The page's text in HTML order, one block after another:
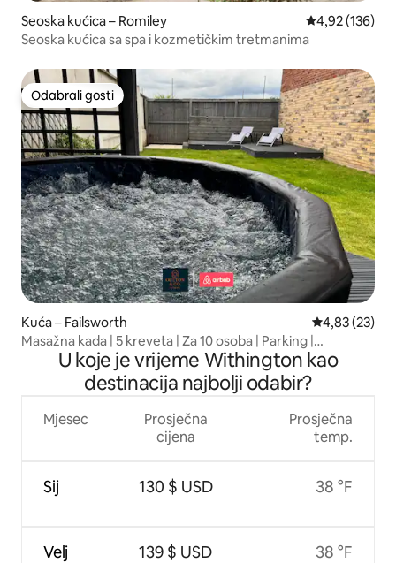
Seoska kućica – Romiley Prosječna
4,92 (136)
Seoska kućica sa spa i kozmetičkim tretmanima
Odabrali gosti
Odabrali gosti
Kuća – Failsworth Prosječna
4,83 (23)
Masažna kada | 5 kreveta | Za 10 osoba | Parking |
Manchester
U koje je vrijeme Withington kao
destinacija najbolji odabir?
Mjesec
Sij
Velj
Prosječna
cijena
130 $ USD
139 $ USD
Prosječna
temp.
38 °F
38 °F